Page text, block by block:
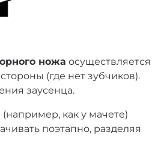
ножа осуществляется
(где нет зубчиков).
заусенца.
(например, как у мачете)
поэтапно, разделяя